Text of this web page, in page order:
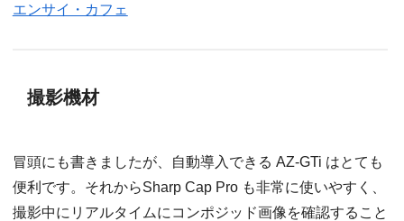
エンサイ・カフェ
撮影機材
冒頭にも書きましたが、自動導入できる AZ-GTi はとても
便利です。それからSharp Cap Pro も非常に使いやすく、
撮影中にリアルタイムにコンポジッド画像を確認すること